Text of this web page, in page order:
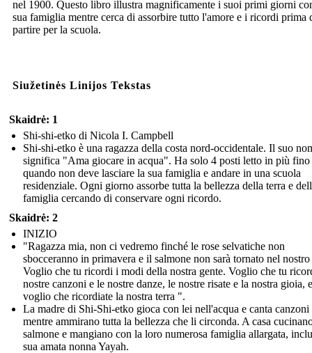
nel 1900. Questo libro illustra magnificamente i suoi primi giorni
sua famiglia mentre cerca di assorbire tutto l'amore e i ricordi prima
partire per la scuola.
Siužetinės Linijos Tekstas
Skaidrė: 1
Shi-shi-etko di Nicola I. Campbell
Shi-shi-etko è una ragazza della costa nord-occidentale. Il suo
significa "Ama giocare in acqua". Ha solo 4 posti letto in più fino
quando non deve lasciare la sua famiglia e andare in una scuola
residenziale. Ogni giorno assorbe tutta la bellezza della terra e
famiglia cercando di conservare ogni ricordo.
Skaidrė: 2
INIZIO
"Ragazza mia, non ci vedremo finché le rose selvatiche non
sbocceranno in primavera e il salmone non sarà tornato nel
Voglio che tu ricordi i modi della nostra gente. Voglio che tu
nostre canzoni e le nostre danze, le nostre risate e la nostra gioia, e
voglio che ricordiate la nostra terra ".
La madre di Shi-Shi-etko gioca con lei nell'acqua e canta canzoni
mentre ammirano tutta la bellezza che li circonda. A casa
salmone e mangiano con la loro numerosa famiglia allargata,
sua amata nonna Yayah.